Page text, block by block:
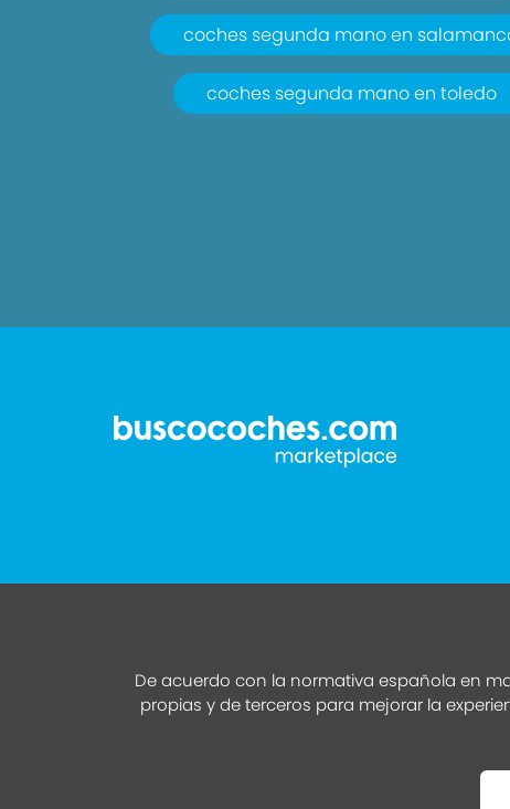
coches segunda mano en
coches segunda mano en toledo
De acuerdo con la normativa española en
propias y de terceros para mejorar la